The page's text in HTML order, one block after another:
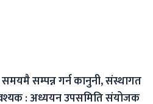
समयमै सम्पन्न गर्न कानुनी, संस्थागत
: अध्ययन उपसमिति संयोजक